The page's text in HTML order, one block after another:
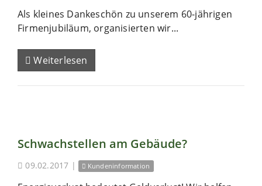
Als kleines Dankeschön zu unserem 60-jährigen
Firmenjubiläum, organisierten wir...
Weiterlesen
Schwachstellen am Gebäude?
09.02.2017 | Kundeninformation